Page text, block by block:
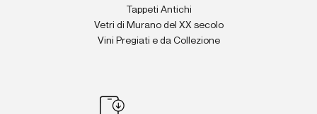
Tappeti Antichi
Vetri di Murano del XX secolo
Vini Pregiati e da Collezione